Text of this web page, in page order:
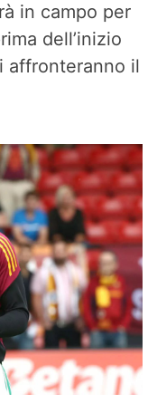
in campo per
dell’inizio
affronteranno il